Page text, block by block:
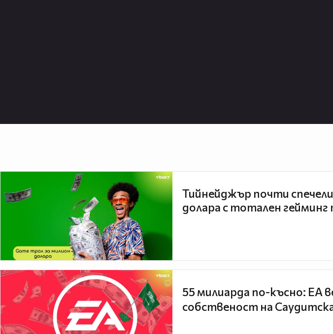
Тийнейджър почти
долара с тотален
55 милиарда по-късно: EA
собственост на